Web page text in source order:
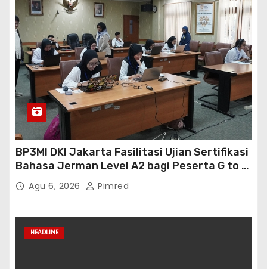
BP3MI DKI Jakarta Fasilitasi Ujian Sertifikasi
Bahasa Jerman Level A2 bagi Peserta G to G
Jerman Batch VII
Agu 6, 2026 Pimred
HEADLINE